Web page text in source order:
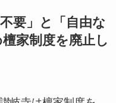
要」と「自由な
家制度を廃止し